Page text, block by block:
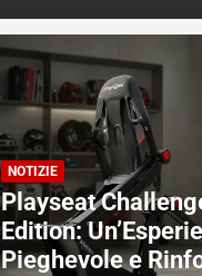
NOTIZIE
Playseat
Edition:
Pieghevole e